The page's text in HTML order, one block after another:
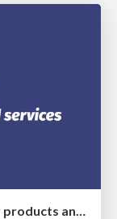
What's in a price? How to price your products and services